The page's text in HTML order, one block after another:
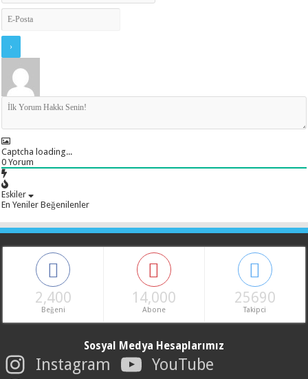
Captcha loading...
0 Yorum
Eskiler
En Yeniler Beğenilenler
2,400
Beğeni
14,000
Abone
25690
Takipci
Sosyal Medya Hesaplarımız
Instagram
YouTube